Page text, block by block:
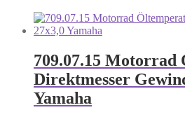
709.07.15
Direktmesser
Yamaha